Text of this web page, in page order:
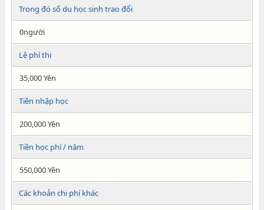
Trong đó số du học sinh trao đổi
0người
Lệ phí thi
35,000 Yên
Tiền nhập học
200,000 Yên
Tiền học phí / năm
550,000 Yên
Các khoản chi phí khác